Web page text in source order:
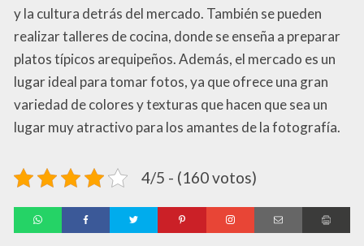
y la cultura detrás del mercado. También se pueden
realizar talleres de cocina, donde se enseña a preparar
platos típicos arequipeños. Además, el mercado es un
lugar ideal para tomar fotos, ya que ofrece una gran
variedad de colores y texturas que hacen que sea un
lugar muy atractivo para los amantes de la fotografía.
4/5 - (160 votos)